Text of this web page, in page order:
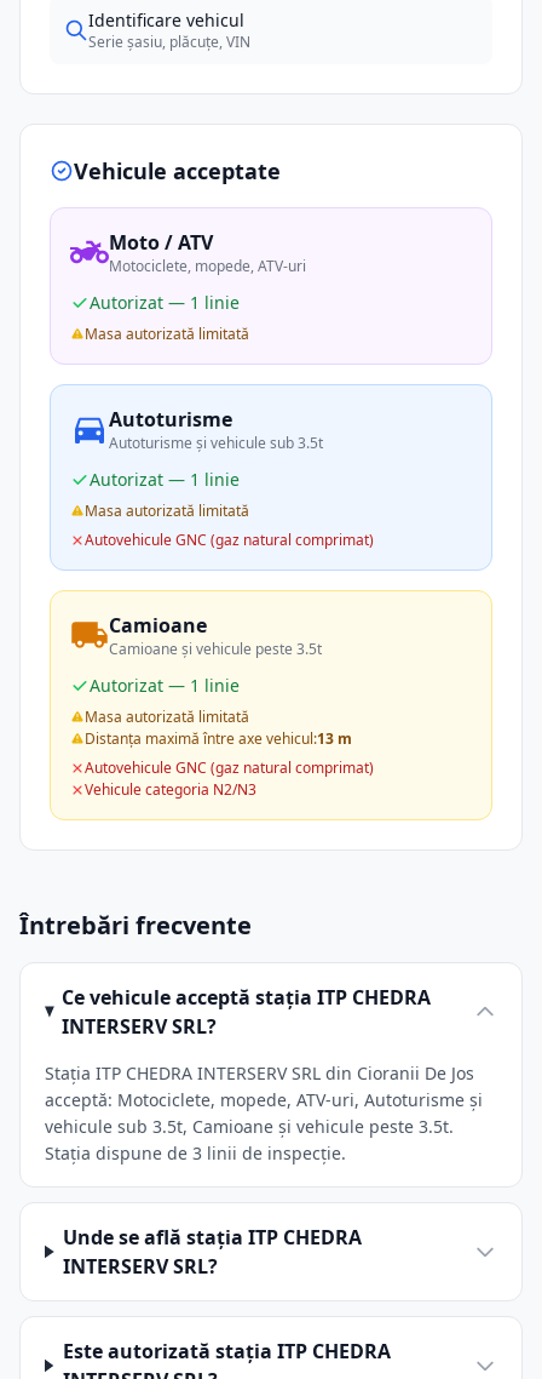
Identificare vehicul
Serie șasiu, plăcuțe, VIN
Vehicule acceptate
Moto / ATV
Motociclete, mopede, ATV-uri
Autorizat — 1 linie
Masa autorizată limitată
Autoturisme
Autoturisme și vehicule sub 3.5t
Autorizat — 1 linie
Masa autorizată limitată
Autovehicule GNC (gaz natural comprimat)
Camioane
Camioane și vehicule peste 3.5t
Autorizat — 1 linie
Masa autorizată limitată
Distanța maximă între axe vehicul:13 m
Autovehicule GNC (gaz natural comprimat)
Vehicule categoria N2/N3
Întrebări frecvente
Ce vehicule acceptă stația ITP CHEDRA
INTERSERV SRL?
Stația ITP CHEDRA INTERSERV SRL din Cioranii De Jos
acceptă: Motociclete, mopede, ATV-uri, Autoturisme și
vehicule sub 3.5t, Camioane și vehicule peste 3.5t.
Stația dispune de 3 linii de inspecție.
Unde se află stația ITP CHEDRA
INTERSERV SRL?
Este autorizată stația ITP CHEDRA